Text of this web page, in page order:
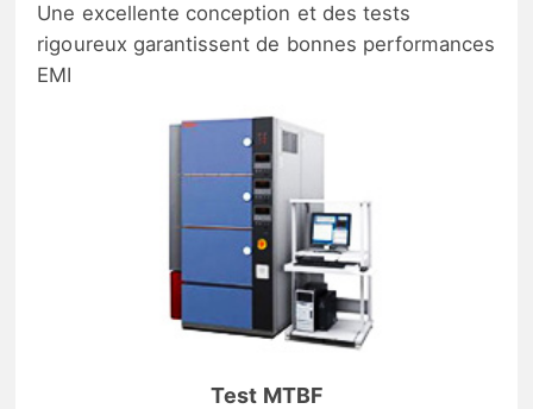
Une excellente conception et des tests
rigoureux garantissent de bonnes performances
EMI
Test MTBF